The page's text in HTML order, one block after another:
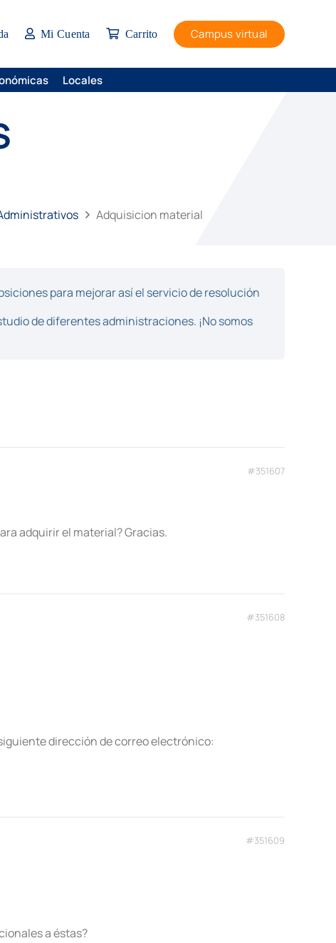
Mi Cuenta Carrito Campus virtual
Locales
Adquisicion material
para mejorar así el servicio de resolución
de diferentes administraciones. ¡No somos
#351607
adquirir el material? Gracias.
#351608
dirección de correo electrónico:
#351609
a éstas?